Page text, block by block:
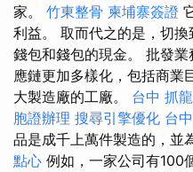
家。 竹東整骨 柬埔寨簽證
利益。 取而代之的是，切
錢包和錢包的現金。 批發
應鏈更加多樣化，包括商業
大製造廠的工廠。 台中 抓
胞證辦理 搜尋引擎優化 台
品是成千上萬件製造的，並
點心 例如，一家公司有100